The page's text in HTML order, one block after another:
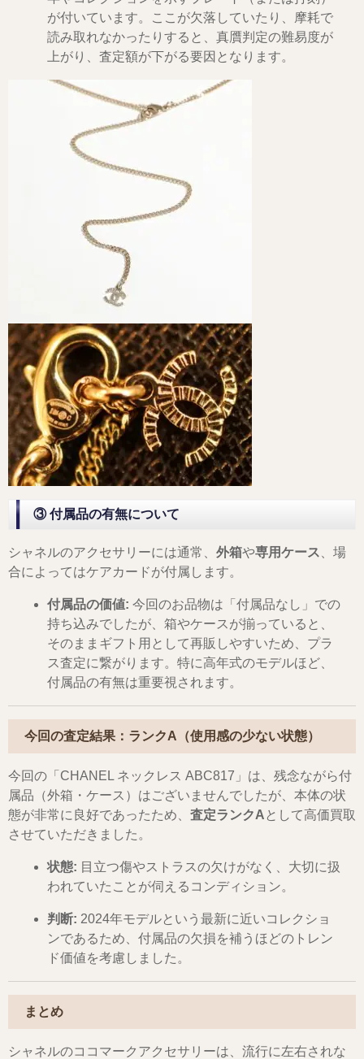
が付いています。ここが欠落していたり、摩耗で
読み取れなかったりすると、真贋判定の難易度が
上がり、査定額が下がる要因となります。
③ 付属品の有無について
シャネルのアクセサリーには通常、 外箱や専用ケース
、場
合によってはケアカードが付属します。
付属品の価値: 今回のお品物は「付属品なし」での
持ち込みでしたが、箱やケースが揃っていると、
そのままギフト用として再販しやすいため、プラ
ス査定に繋がります。特に高年式のモデルほど、
付属品の有無は重要視されます。
今回の査定結果：ランクA（使用感の少ない状態）
今回の「CHANEL ネックレス ABC817」は、残念ながら付
属品（外箱・ケース）はございませんでしたが、本体の状
態が非常に良好であったため、 査定ランクA として高価買取
させていただきました。
状態: 目立つ傷やストラスの欠けがなく、大切に扱
われていたことが伺えるコンディション。
判断: 2024年モデルという最新に近いコレクショ
ンであるため、付属品の欠損を補うほどのトレン
ド価値を考慮しました。
まとめ
シャネルのココマークアクセサリーは、流行に左右されな